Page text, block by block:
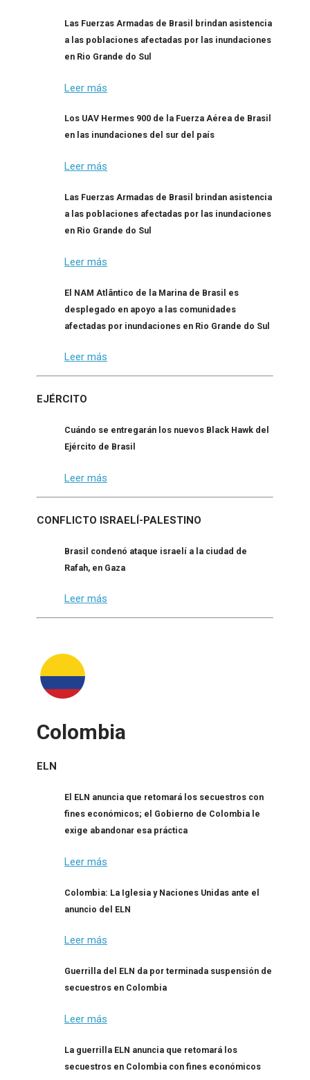
Las Fuerzas Armadas de Brasil brindan asistencia
a las poblaciones afectadas por las inundaciones
en Rio Grande do Sul
Leer más
Los UAV Hermes 900 de la Fuerza Aérea de Brasil
en las inundaciones del sur del país
Leer más
Las Fuerzas Armadas de Brasil brindan asistencia
a las poblaciones afectadas por las inundaciones
en Rio Grande do Sul
Leer más
El NAM Atlântico de la Marina de Brasil es
desplegado en apoyo a las comunidades
afectadas por inundaciones en Rio Grande do Sul
Leer más
EJÉRCITO
Cuándo se entregarán los nuevos Black Hawk del
Ejército de Brasil
Leer más
CONFLICTO ISRAELÍ-PALESTINO
Brasil condenó ataque israelí a la ciudad de
Rafah, en Gaza
Leer más
Colombia
ELN
El ELN anuncia que retomará los secuestros con
fines económicos; el Gobierno de Colombia le
exige abandonar esa práctica
Leer más
Colombia: La Iglesia y Naciones Unidas ante el
anuncio del ELN
Leer más
Guerrilla del ELN da por terminada suspensión de
secuestros en Colombia
Leer más
La guerrilla ELN anuncia que retomará los
secuestros en Colombia con fines económicos